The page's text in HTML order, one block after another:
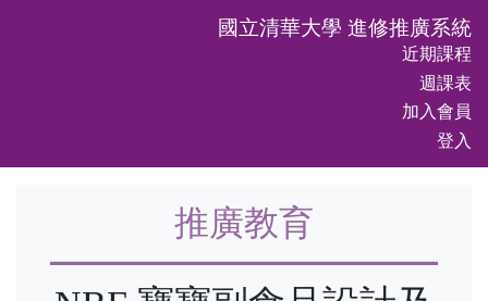
國立清華大學 進修推廣系統
近期課程
週課表
加入會員
登入
推廣教育